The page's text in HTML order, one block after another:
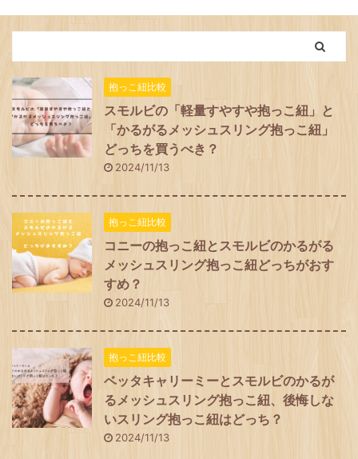
抱っこ紐比較
スモルビの「軽量すやすや抱っこ紐」と
「かるがるメッシュスリング抱っこ紐」
どっちを買うべき？
2024/11/13
抱っこ紐比較
コニーの抱っこ紐とスモルビのかるがる
メッシュスリング抱っこ紐どっちがおす
すめ？
2024/11/13
抱っこ紐比較
ベッタキャリーミーとスモルビのかるが
るメッシュスリング抱っこ紐、後悔しな
いスリング抱っこ紐はどっち？
2024/11/13